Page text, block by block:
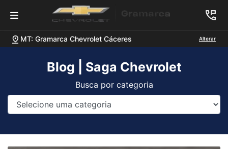
MT: Gramarca Chevrolet Cáceres Alterar
Blog | Saga Chevrolet
Busca por categoria